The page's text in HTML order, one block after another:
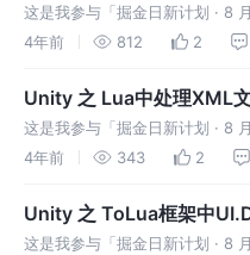
这是我参与「掘金日新计划 · 8
详情 关于协程就不多说了，随便
用场
4年前 812 2
Unity 之 Lua中处理XML
这是我参与「掘金日新计划 · 8
详情 一.下载xmlSimple.lua并导
4年前 343 2
Unity 之 ToLua框架中
Options
这是我参与「掘金日新计划 · 8